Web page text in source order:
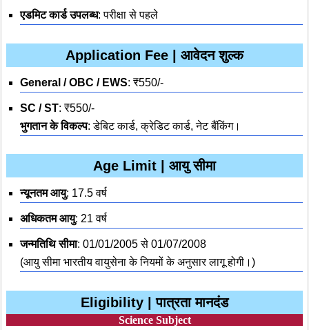
एडमिट कार्ड उपलब्ध: परीक्षा से पहले
Application Fee | आवेदन शुल्क
General / OBC / EWS: ₹550/-
SC / ST: ₹550/-
भुगतान के विकल्प: डेबिट कार्ड, क्रेडिट कार्ड, नेट बैंकिंग।
Age Limit | आयु सीमा
न्यूनतम आयु: 17.5 वर्ष
अधिकतम आयु: 21 वर्ष
जन्मतिथि सीमा: 01/01/2005 से 01/07/2008
(आयु सीमा भारतीय वायुसेना के नियमों के अनुसार लागू होगी।)
Eligibility | पात्रता मानदंड
Science Subject